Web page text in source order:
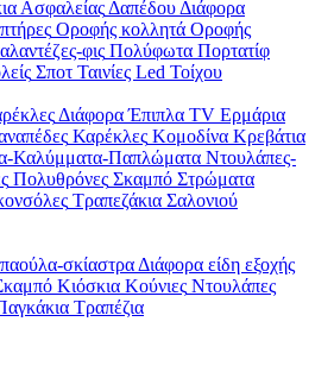
Ασφαλείας Δαπέδου Διάφορα
Οροφής κολλητά Οροφής
φις Πολύφωτα Πορτατίφ
Σποτ Ταινίες Led Τοίχου
Διάφορα Έπιπλα TV Ερμάρια
Καρέκλες Κομοδίνα Κρεβάτια
Καλύμματα-Παπλώματα Ντουλάπες-
Πολυθρόνες Σκαμπό Στρώματα
Τραπεζάκια Σαλονιού
σκίαστρα Διάφορα είδη εξοχής
Κιόσκια Κούνιες Ντουλάπες
Τραπέζια